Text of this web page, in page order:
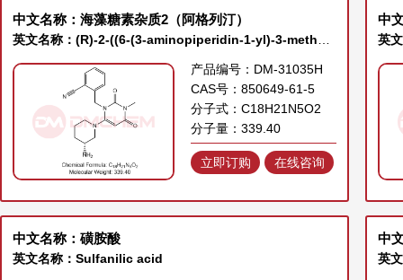
中文名称：海藻糖素杂质2（阿格列汀）
英文名称：(R)-2-((6-(3-aminopiperidin-1-yl)-3-methyl-2,4-dioxo-3,4-dihydropyrimidin-1(2H)-yl)methyl)benzonitrile
产品编号：DM-31035H
CAS号：850649-61-5
分子式：C18H21N5O2
分子量：339.40
立即订购 在线咨询
中
英
中文名称：磺胺酸
英文名称：Sulfanilic acid
中